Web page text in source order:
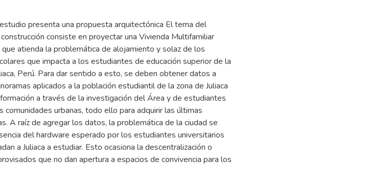
presenta una propuesta arquitectónica El tema del
consiste en proyectar una Vivienda Multifamiliar
atienda la problemática de alojamiento y solaz de los
que impacta a los estudiantes de educación superior de la
Perú. Para dar sentido a esto, se deben obtener datos a
aplicados a la población estudiantil de la zona de Juliaca
a través de la investigación del Área y de estudiantes
comunidades urbanas, todo ello para adquirir las últimas
A raíz de agregar los datos, la problemática de la ciudad se
del hardware esperado por los estudiantes universitarios
a Juliaca a estudiar. Esto ocasiona la descentralización o
que no dan apertura a espacios de convivencia para los